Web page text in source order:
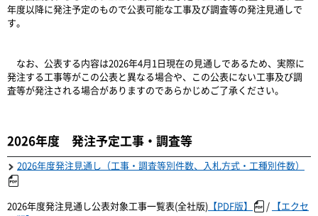
年度以降に発注予定のもので公表可能な工事及び調査等の発注見通しで
す。
なお、公表する内容は2026年4月1日現在の見通しであるため、実際に
発注する工事等がこの公表と異なる場合や、この公表にない工事及び調
査等が発注される場合がありますのであらかじめご了承ください。
2026年度 発注予定工事・調査等
2026年度発注見通し（工事・調査等別件数、入札方式・工種別件数）
2026年度発注見通し公表対象工事一覧表(全社版) 【PDF版】 / 【エクセ